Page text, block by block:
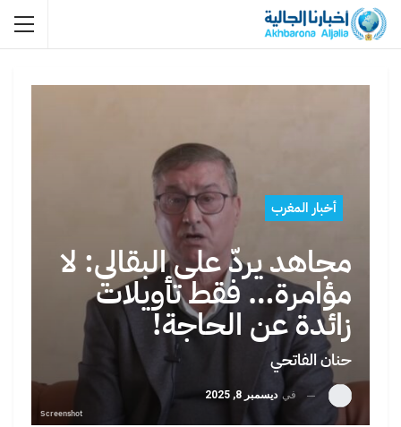
أخبار المغرب
مجاهد يردّ على البقالي: لا
مؤامرة… فقط تأويلات
زائدة عن الحاجة!
حنان الفاتحي
في ديسمبر 8, 2025
Screenshot